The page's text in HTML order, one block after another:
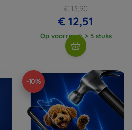
€ 13,90
€ 12,51
Op voorraad: > 5 stuks
-10%